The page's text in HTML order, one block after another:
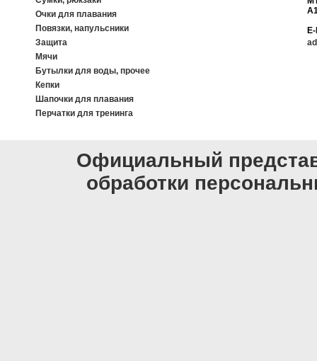
Очки для плавания
Повязки, напульсники
Защита
Мячи
Бутылки для воды, прочее
Кепки
Шапочки для плавания
Перчатки для тренинга
Официальный
обработки